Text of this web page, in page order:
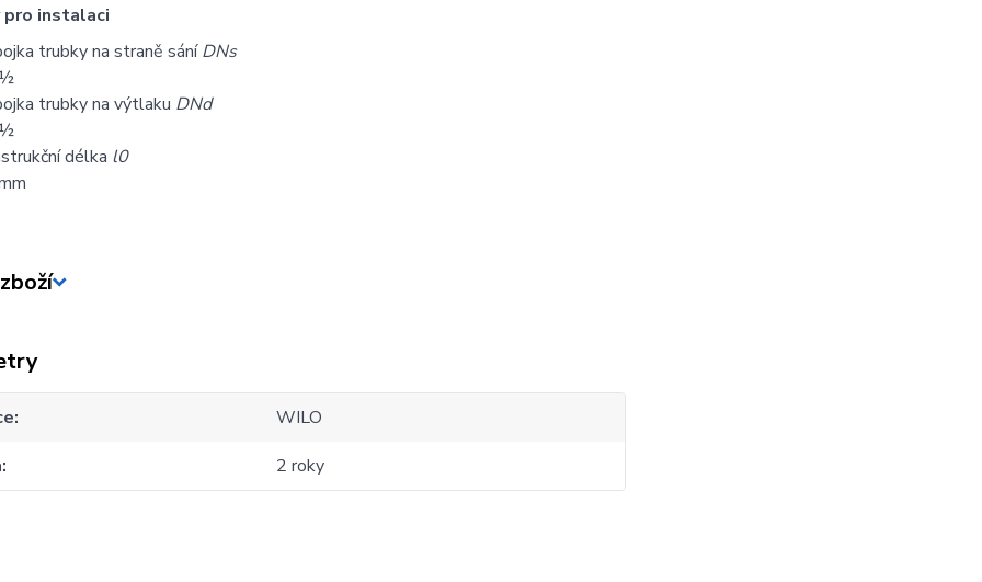
pro instalaci
trubky na straně sáníDNs
trubky na výtlaku DNd
délka l0
WILO
2 roky